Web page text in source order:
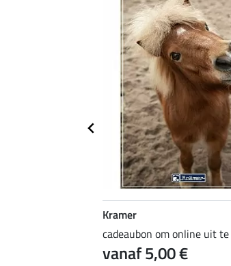
Kramer
cadeaubon om online uit
vanaf 5,00 €